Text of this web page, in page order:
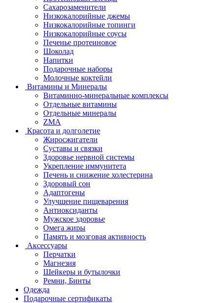
Сахарозаменители
Низкокалорийные джемы
Низкокалорийные топинги
Низкокалорийные соусы
Печенье протеиновое
Шоколад
Напитки
Подарочные наборы
Молочные коктейли
Витамины и Минералы
Витаминно-минеральные комплексы
Отдельные витамины
Отдельные минералы
ZMA
Красота и долголетие
Жиросжигатели
Суставы и связки
Здоровье нервной системы
Укрепление иммунитета
Печень и снижение холестерина
Здоровый сон
Адаптогены
Улучшение пищеварения
Антиоксиданты
Мужское здоровье
Омега жиры
Память и мозговая активность
Аксессуары
Перчатки
Магнезия
Шейкеры и бутылочки
Ремни, Бинты
Одежда
Подарочные сертификаты